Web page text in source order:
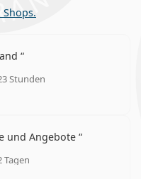
Stunden
5 aus 5
und Angebote
5 aus 5